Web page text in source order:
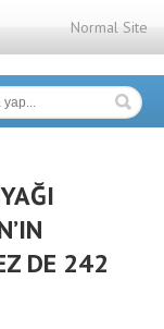
Normal Site
DE 242